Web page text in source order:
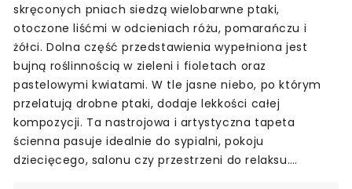
skręconych pniach siedzą wielobarwne ptaki,
otoczone liśćmi w odcieniach różu, pomarańczu i
żółci. Dolna część przedstawienia wypełniona jest
bujną roślinnością w zieleni i fioletach oraz
pastelowymi kwiatami. W tle jasne niebo, po którym
przelatują drobne ptaki, dodaje lekkości całej
kompozycji. Ta nastrojowa i artystyczna tapeta
ścienna pasuje idealnie do sypialni, pokoju
dziecięcego, salonu czy przestrzeni do relaksu.